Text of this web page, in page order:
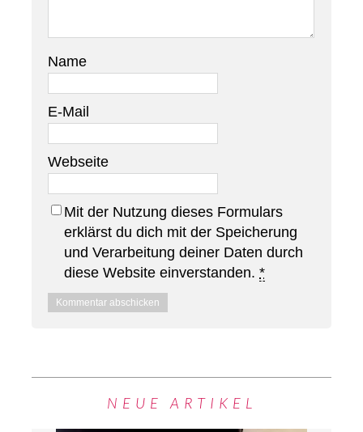
Name
E-Mail
Webseite
Mit der Nutzung dieses Formulars
erklärst du dich mit der Speicherung
und Verarbeitung deiner Daten durch
diese Website einverstanden. *
NEUE ARTIKEL